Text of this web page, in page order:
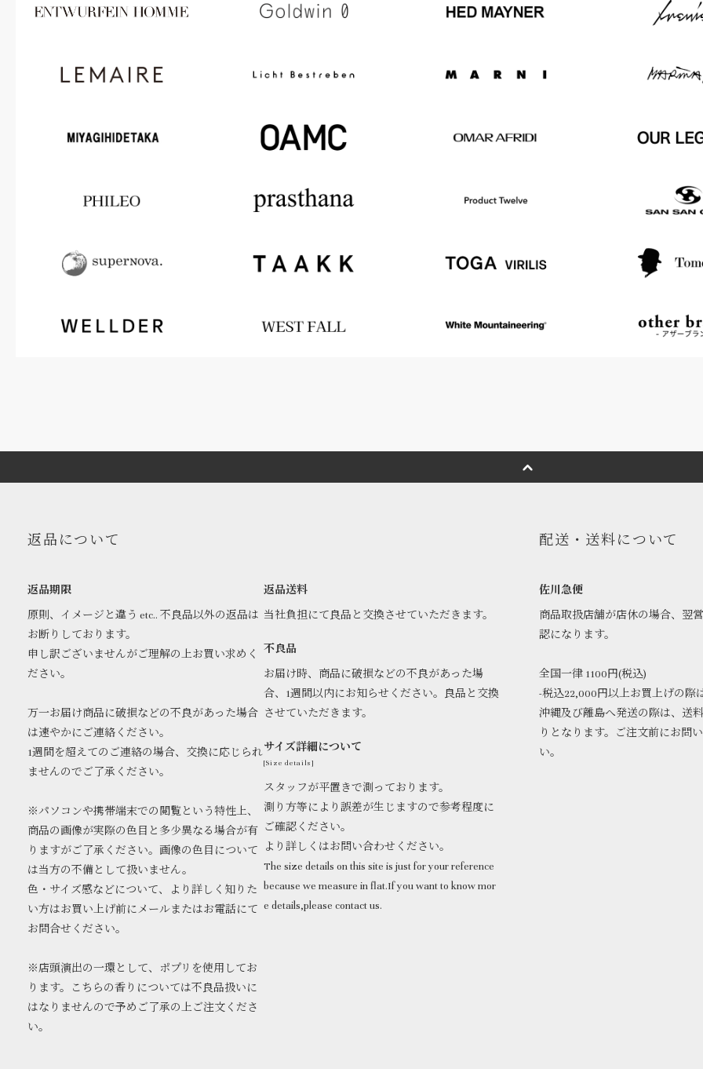
返品について
返品期限
原則、イメージと違う etc.. 不良品以外の返品は
お断りしております。
申し訳ございませんがご理解の上お買い求めく
ださい。
万一お届け商品に破損などの不良があった場合
は速やかにご連絡ください。
1週間を超えてのご連絡の場合、交換に応じられ
ませんのでご了承ください。
※パソコンや携帯端末での閲覧という特性上、
商品の画像が実際の色目と多少異なる場合が有
りますがご了承ください。画像の色目について
は当方の不備として扱いません。
色・サイズ感などについて、より詳しく知りた
い方はお買い上げ前にメールまたはお電話にて
お問合せください。
※店頭演出の一環として、ポプリを使用してお
ります。こちらの香りについては不良品扱いに
はなりませんので予めご了承の上ご注文くださ
い。
返品送料
当社負担にて良品と交換させていただきます。
不良品
お届け時、商品に破損などの不良があった場
合、1週間以内にお知らせください。良品と交換
させていただきます。
サイズ詳細について
[Size details]
スタッフが平置きで測っております。
測り方等により誤差が生じますので参考程度に
ご確認ください。
より詳しくはお問い合わせください。
The size details on this site is just for your reference
because we measure in flat.If you want to know mor
e details,please contact us.
配送・送料について
佐川急便
商品取扱店舗が店休の場合、翌
認になります。
全国一律 1100円(税込)
-税込22,000円以上お買上げの際
沖縄及び離島へ発送の際は、送
りとなります。ご注文前にお問
い。